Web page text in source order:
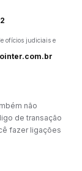
ofícios judiciais e
não
de transação
fazer ligações